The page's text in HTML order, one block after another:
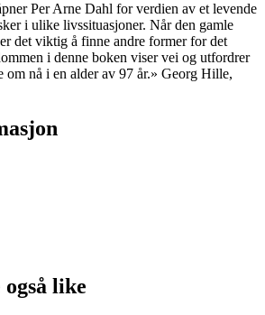
Per Arne Dahl for verdien av et levende
i ulike livssituasjoner. Når den gamle
det viktig å finne andre former for det
i denne boken viser vei og utfordrer
om nå i en alder av 97 år.» Georg Hille,
like